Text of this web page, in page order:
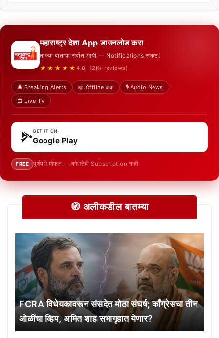
महाराष्ट्र देशा App डाउनलोड करा
ताज्या बातम्या सर्वात आधी — Notifications सकट!
★★★★★ 4.8 (12K+ reviews)
🔔 Breaking Alerts 📖 Offline वाचा
🎙️ Audio News
📺 Live TV
GET IT ON
Google Play
FREE पूर्णपणे मोफत — कोणतेही Subscription नाही
🧭 अलीकडील बातम्या
FCRA विधेयकावरून संसदेत मोठा संघर्ष; काँग्रेसचा तीन
ओळींचा व्हिप, अमित शाह सभागृहात येणार?